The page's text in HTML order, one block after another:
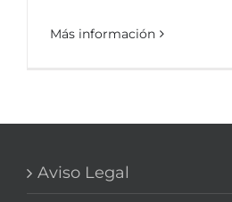
Más información
Aviso Legal